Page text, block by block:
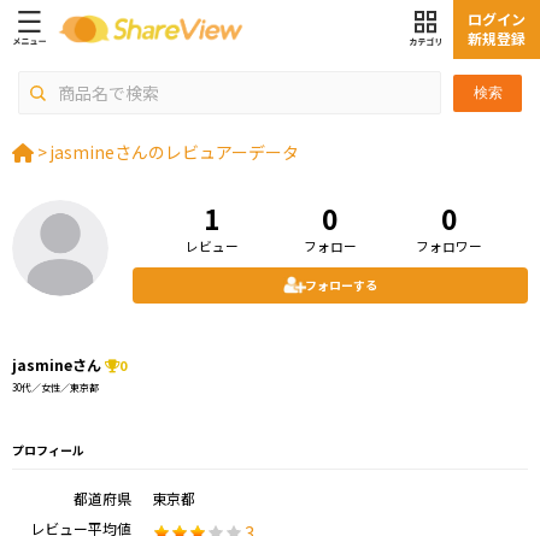
検索
ログイン
新規登録
>jasmineさんのレビュアーデータ
1
レビュー
0
フォロー
0
フォロワー
フォローする
jasmineさん 0
30代／女性／東京都
プロフィール
都道府県
東京都
レビュー平均値